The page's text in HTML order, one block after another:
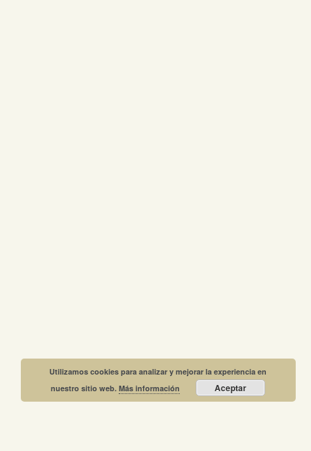
Utilizamos cookies para analizar y mejorar la experiencia en
nuestro sitio web.Más información Aceptar